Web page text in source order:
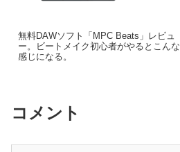
無料DAWソフト「MPC Beats」レビュ
ー。ビートメイク初心者がやるとこんな
感じになる。
コメント